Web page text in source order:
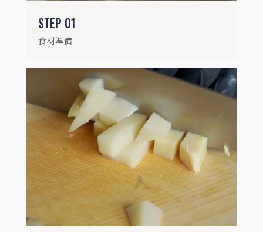
STEP 01
食材準備
STEP03
白米泡水30分鐘
STEP